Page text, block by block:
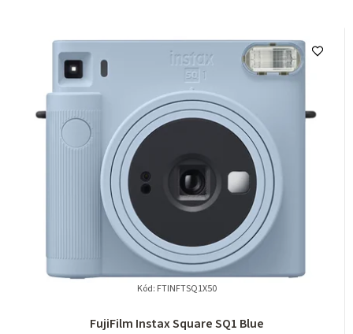
FujiFilm Instax Square SQ1 Blue
Kód: FTINFTSQ1X50